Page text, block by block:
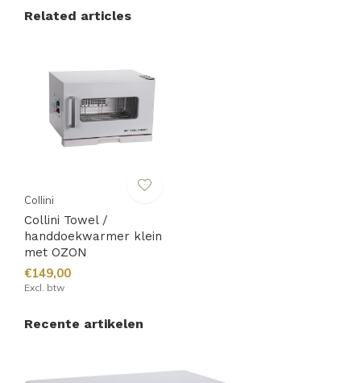
Related articles
Collini
Collini Towel /
handdoekwarmer klein
met OZON
€149,00
Excl. btw
Recente artikelen